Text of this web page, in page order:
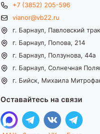
+7 (3852) 205-596
vianor@vb22.ru
г. Барнаул, Павловский
г. Барнаул, Попова, 214
г. Барнаул, Ползунова, 44а
г. Барнаул, Солнечная
г. Бийск, Михаила
Оставайтесь на связи